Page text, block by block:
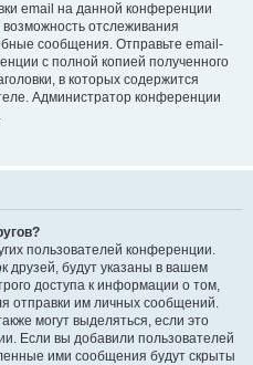
email на данной конференции
отслеживания
сообщения. Отправьте email-
с полной копией полученного
в которых содержится
Администратор конференции
пользователей конференции.
друзей, будут указаны в вашем
доступа к информации о том,
отправки им личных сообщений.
могут выделяться, если это
Если вы добавили пользователей
ими сообщения будут скрыты